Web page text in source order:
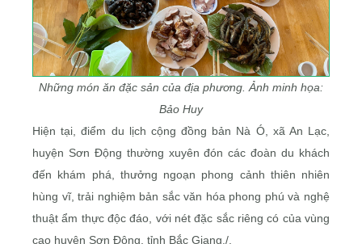
Những món ăn đặc sản của địa phương. Ảnh minh họa:
Bảo Huy
Hiện tại, điểm du lịch cộng đồng bản Nà Ó, xã An Lạc,
huyện Sơn Động thường xuyên đón các đoàn du khách
đến khám phá, thưởng ngoạn phong cảnh thiên nhiên
hùng vĩ, trải nghiệm bản sắc văn hóa phong phú và nghệ
thuật ẩm thực độc đáo, với nét đặc sắc riêng có của vùng
cao huyện Sơn Động, tỉnh Bắc Giang./.